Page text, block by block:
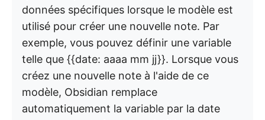
données spécifiques lorsque le modèle est
utilisé pour créer une nouvelle note. Par
exemple, vous pouvez définir une variable
telle que {{date: aaaa mm jj}}. Lorsque vous
créez une nouvelle note à l'aide de ce
modèle, Obsidian remplace
automatiquement la variable par la date